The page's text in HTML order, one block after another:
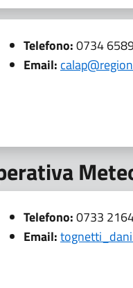
Telefono:0734
Email:
Telefono:0733
Email: